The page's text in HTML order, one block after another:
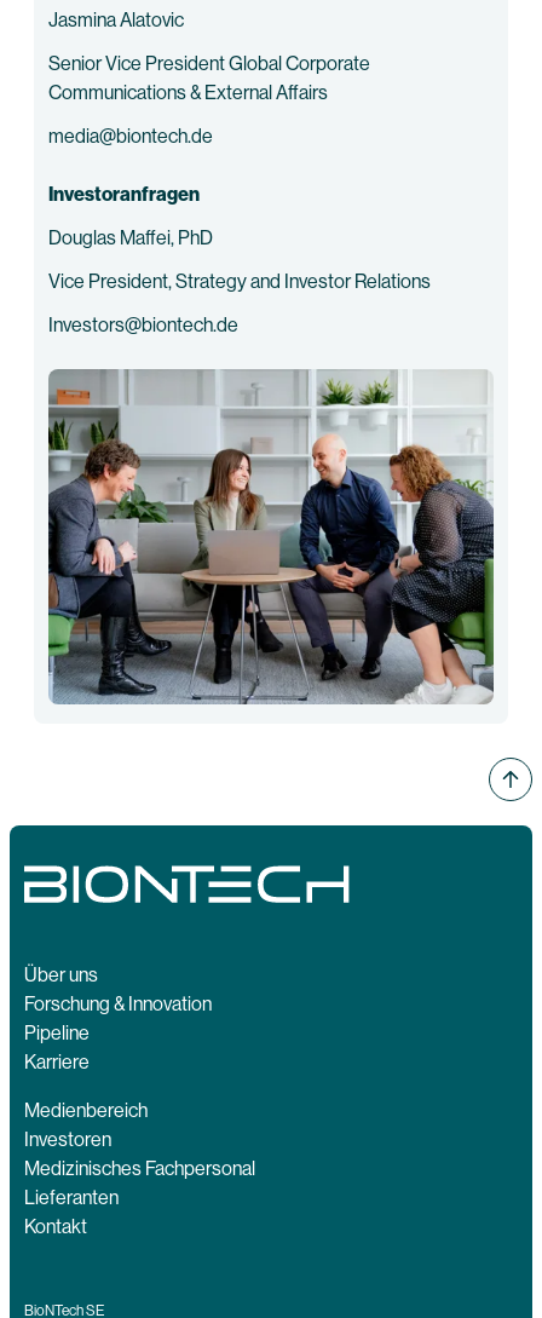
Jasmina Alatovic
Senior Vice President Global Corporate
Communications & External Affairs
media@biontech.de
Investoranfragen
Douglas Maffei, PhD
Vice President, Strategy and Investor Relations
Investors@biontech.de
Über uns
Forschung & Innovation
Pipeline
Karriere
Medienbereich
Investoren
Medizinisches Fachpersonal
Lieferanten
Kontakt
BioNTech SE